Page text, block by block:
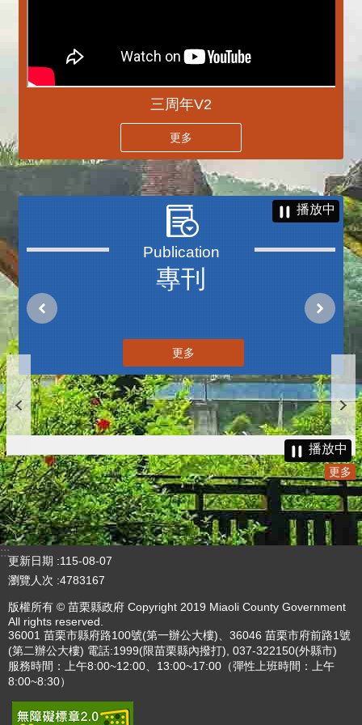
三周年V2
更多
專刊
播放中
更多
播放中
更多
:::
更新日期
115-08-07
瀏覽人次 4783167
版權所有 © 苗栗縣政府 Copyright 2019 Miaoli County Government
All rights reserved.
36001 苗栗市縣府路100號(第一辦公大樓)、36046 苗栗市府前路1號
(第二辦公大樓) 電話:1999(限苗栗縣內撥打), 037-322150(外縣市)
服務時間：上午8:00~12:00、13:00~17:00（彈性上班時間：上午
8:00~8:30）